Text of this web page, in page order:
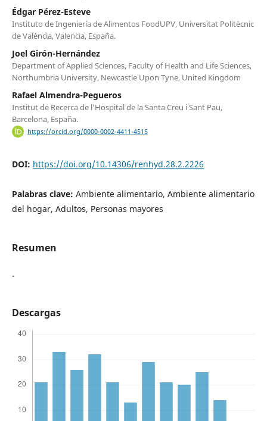
Édgar Pérez-Esteve
Instituto de Ingeniería de Alimentos FoodUPV, Universitat Politècnic
de València, Valencia, España.
Joel Girón-Hernández
Department of Applied Sciences, Faculty of Health and Life Sciences,
Northumbria University, Newcastle Upon Tyne, United Kingdom
Rafael Almendra-Pegueros
Institut de Recerca de l’Hospital de la Santa Creu i Sant Pau,
Barcelona, España.
https://orcid.org/0000-0002-4411-4515
DOI: https://doi.org/10.14306/renhyd.28.2.2226
Palabras clave: Ambiente alimentario, Ambiente alimentario
del hogar, Adultos, Personas mayores
Resumen
-
Descargas